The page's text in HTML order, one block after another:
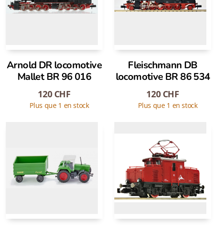
Arnold DR locomotive
Mallet BR 96 016
120CHF
Plus que 1 en stock
Fleischmann DB
locomotive BR 86 534
120CHF
Plus que 1 en stock